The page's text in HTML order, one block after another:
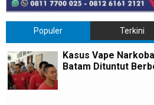
Populer Terkini
Kasus Vape
Batam Dituntut